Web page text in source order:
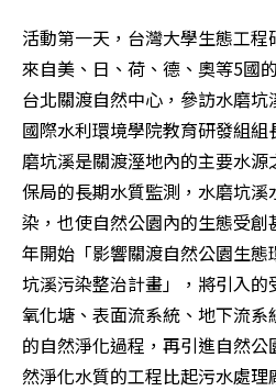
活動第一天，台灣大學生態工
來自美、日、荷、德、奧等5國
台北關渡自然中心，參訪水磨
國際水利環境學院教育研發組
磨坑溪是關渡溼地內的主要水
保局的長期水質監測，水磨坑
染，也使自然公園內的生態受
年開始「影響關渡自然公園生
坑溪污染整治計畫」，將引入的
氧化塘、表面流系統、地下流
的自然淨化過程，再引進自然
然淨化水質的工程比起污水處